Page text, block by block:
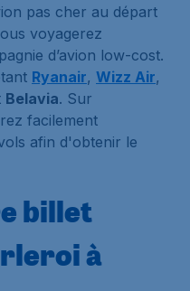
pas cher au départ
voyagerez
d’avion low-cost.
Ryanair, Wizz Air,
Belavia. Sur
facilement
afin d'obtenir le
billet
à